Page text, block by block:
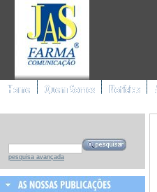
pesquisa avançada